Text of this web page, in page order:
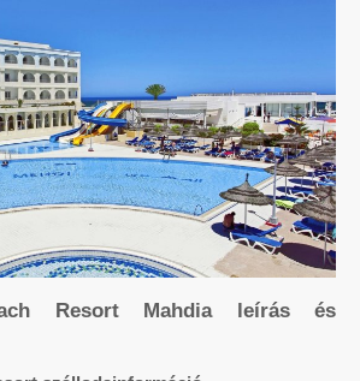
Resort Mahdia leírás és